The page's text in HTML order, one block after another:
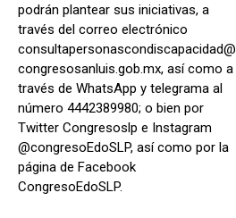
podrán plantear sus iniciativas, a
través del correo electrónico
consultapersonascondiscapacidad@
congresosanluis.gob.mx, así como a
través de WhatsApp y telegrama al
número 4442389980; o bien por
Twitter Congresoslp e Instagram
@congresoEdoSLP, así como por la
página de Facebook
CongresoEdoSLP.